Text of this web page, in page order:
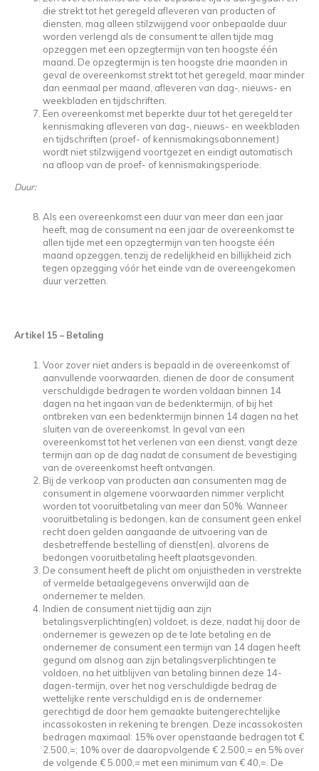
die strekt tot het geregeld afleveren van producten of
diensten, mag alleen stilzwijgend voor onbepaalde duur
worden verlengd als de consument te allen tijde mag
opzeggen met een opzegtermijn van ten hoogste één
maand. De opzegtermijn is ten hoogste drie maanden in
geval de overeenkomst strekt tot het geregeld, maar minder
dan eenmaal per maand, afleveren van dag-, nieuws- en
weekbladen en tijdschriften.
Een overeenkomst met beperkte duur tot het geregeld ter
kennismaking afleveren van dag-, nieuws- en weekbladen
en tijdschriften (proef- of kennismakingsabonnement)
wordt niet stilzwijgend voortgezet en eindigt automatisch
na afloop van de proef- of kennismakingsperiode.
Duur:
Als een overeenkomst een duur van meer dan een jaar
heeft, mag de consument na een jaar de overeenkomst te
allen tijde met een opzegtermijn van ten hoogste één
maand opzeggen, tenzij de redelijkheid en billijkheid zich
tegen opzegging vóór het einde van de overeengekomen
duur verzetten.
Artikel 15 – Betaling
Voor zover niet anders is bepaald in de overeenkomst of
aanvullende voorwaarden, dienen de door de consument
verschuldigde bedragen te worden voldaan binnen 14
dagen na het ingaan van de bedenktermijn, of bij het
ontbreken van een bedenktermijn binnen 14 dagen na het
sluiten van de overeenkomst. In geval van een
overeenkomst tot het verlenen van een dienst, vangt deze
termijn aan op de dag nadat de consument de bevestiging
van de overeenkomst heeft ontvangen.
Bij de verkoop van producten aan consumenten mag de
consument in algemene voorwaarden nimmer verplicht
worden tot vooruitbetaling van meer dan 50%. Wanneer
vooruitbetaling is bedongen, kan de consument geen enkel
recht doen gelden aangaande de uitvoering van de
desbetreffende bestelling of dienst(en), alvorens de
bedongen vooruitbetaling heeft plaatsgevonden.
De consument heeft de plicht om onjuistheden in verstrekte
of vermelde betaalgegevens onverwijld aan de
ondernemer te melden.
Indien de consument niet tijdig aan zijn
betalingsverplichting(en) voldoet, is deze, nadat hij door de
ondernemer is gewezen op de te late betaling en de
ondernemer de consument een termijn van 14 dagen heeft
gegund om alsnog aan zijn betalingsverplichtingen te
voldoen, na het uitblijven van betaling binnen deze 14-
dagen-termijn, over het nog verschuldigde bedrag de
wettelijke rente verschuldigd en is de ondernemer
gerechtigd de door hem gemaakte buitengerechtelijke
incassokosten in rekening te brengen. Deze incassokosten
bedragen maximaal: 15% over openstaande bedragen tot €
2.500,=; 10% over de daaropvolgende € 2.500,= en 5% over
de volgende € 5.000,= met een minimum van € 40,=. De